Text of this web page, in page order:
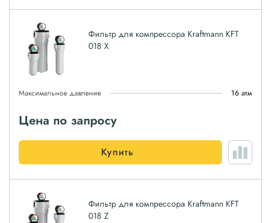
Фильтр для компрессора Kraftmann KFT
018 X
Максимальное давление 16 атм
Цена по запросу
Купить
Фильтр для компрессора Kraftmann KFT
018 Z